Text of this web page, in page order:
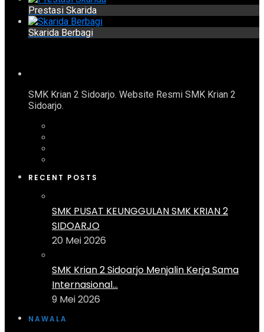
Prestasi Skarida
Skarida Berbagi
SMK Krian 2 Sidoarjo. Website Resmi SMK Krian 2
Sidoarjo.
RECENT POSTS
SMK PUSAT KEUNGGULAN SMK KRIAN 2
SIDOARJO
20 Mei 2026
SMK Krian 2 Sidoarjo Menjalin Kerja Sama
Internasional...
9 Mei 2026
NAWALA